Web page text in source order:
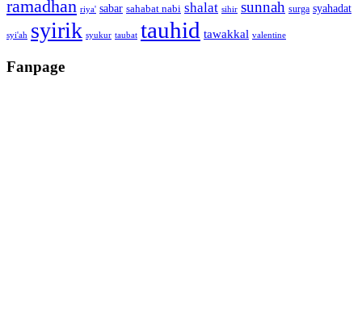
ramadhan riya' sabar sahabat nabi shalat sihir sunnah surga syahadat
syi'ah syirik syukur taubat tauhid tawakkal valentine
Fanpage